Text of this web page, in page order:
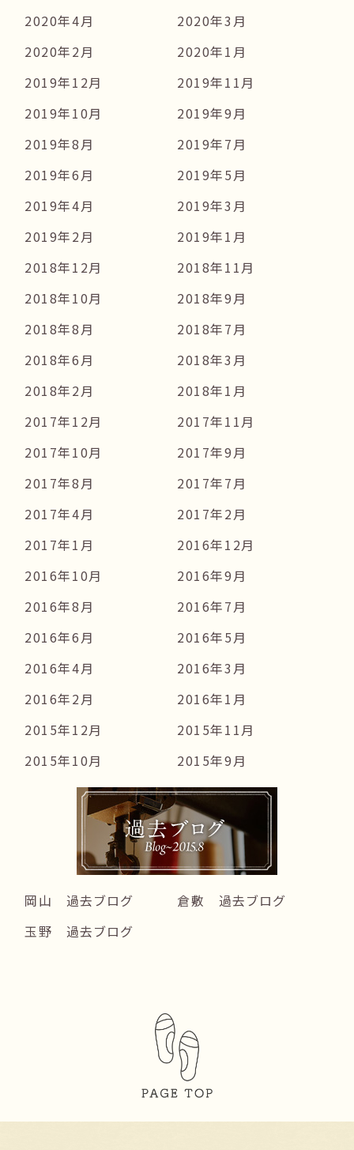
2020年4月
2020年3月
2020年2月
2020年1月
2019年12月
2019年11月
2019年10月
2019年9月
2019年8月
2019年7月
2019年6月
2019年5月
2019年4月
2019年3月
2019年2月
2019年1月
2018年12月
2018年11月
2018年10月
2018年9月
2018年8月
2018年7月
2018年6月
2018年3月
2018年2月
2018年1月
2017年12月
2017年11月
2017年10月
2017年9月
2017年8月
2017年7月
2017年4月
2017年2月
2017年1月
2016年12月
2016年10月
2016年9月
2016年8月
2016年7月
2016年6月
2016年5月
2016年4月
2016年3月
2016年2月
2016年1月
2015年12月
2015年11月
2015年10月
2015年9月
岡山 過去ブログ
倉敷 過去ブログ
玉野 過去ブログ